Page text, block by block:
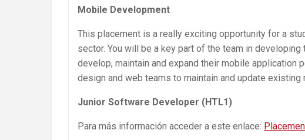
Mobile Development
This placement is a really exciting opportunity for a
sector. You will be a key part of the team in
develop, maintain and expand their mobile
design and web teams to maintain and update existing
Junior Software Developer (HTL1)
Para más información acceder a este enlace: